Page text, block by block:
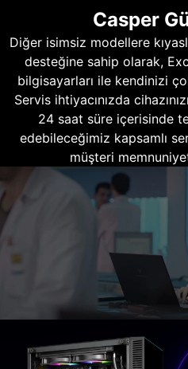
Casper
Diğer isimsiz modellere
desteğine sahip olarak,
bilgisayarları ile kendinizi
Servis ihtiyacınızda
24 saat süre içerisinde
edebileceğimiz kapsamlı
müşteri